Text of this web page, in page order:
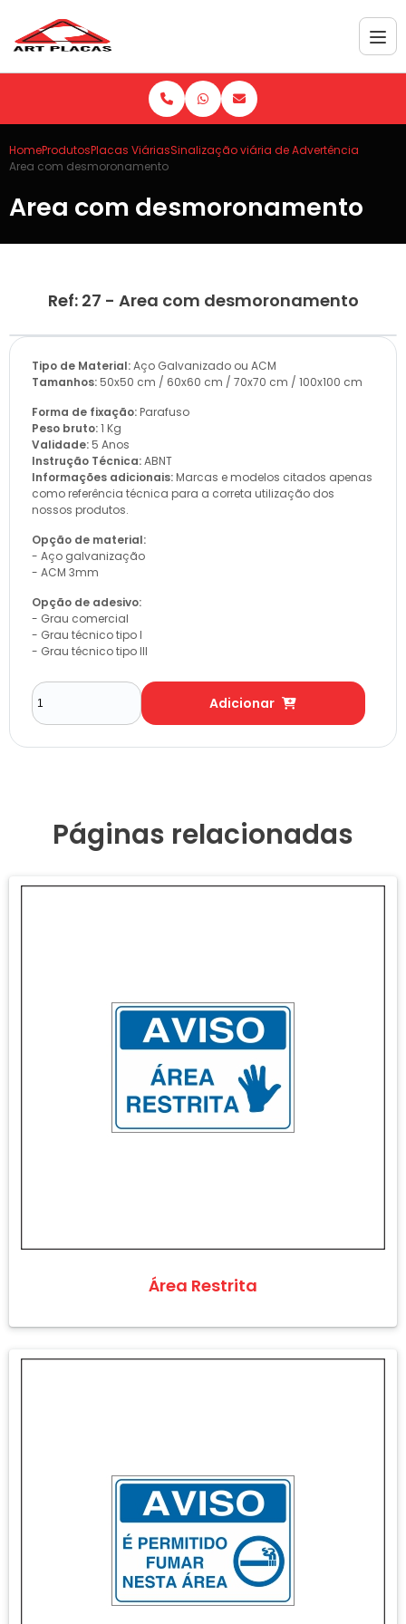
HomeProdutosPlacas ViáriasSinalização viária de Advertência
Area com desmoronamento
Area com desmoronamento
Ref: 27 - Area com desmoronamento
Tipo de Material:Aço Galvanizado ou ACM
Tamanhos: 50x50 cm / 60x60 cm / 70x70 cm / 100x100 cm
Forma de fixação: Parafuso
Peso bruto:1 Kg
Validade: 5 Anos
Instrução Técnica:ABNT
Informações adicionais: Marcas e modelos citados apenas
como referência técnica para a correta utilização dos
nossos produtos.
Opção de material:
- Aço galvanização
- ACM 3mm
Opção de adesivo:
- Grau comercial
- Grau técnico tipo I
- Grau técnico tipo III
Adicionar
Páginas relacionadas
Área Restrita